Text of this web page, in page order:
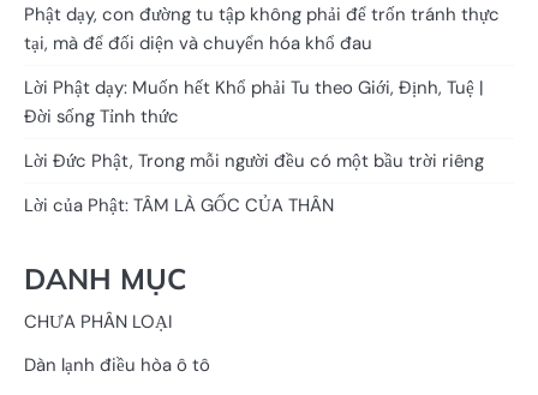
Phật dạy, con đường tu tập không phải để trốn tránh thực
tại, mà để đối diện và chuyển hóa khổ đau
Lời Phật dạy: Muốn hết Khổ phải Tu theo Giới, Định, Tuệ |
Đời sống Tỉnh thức
Lời Đức Phật, Trong mỗi người đều có một bầu trời riêng
Lời của Phật: TÂM LÀ GỐC CỦA THÂN
DANH MỤC
CHƯA PHÂN LOẠI
Dàn lạnh điều hòa ô tô